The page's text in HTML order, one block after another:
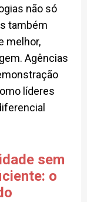
não só
também
melhor,
Agências
líderes
sem
o